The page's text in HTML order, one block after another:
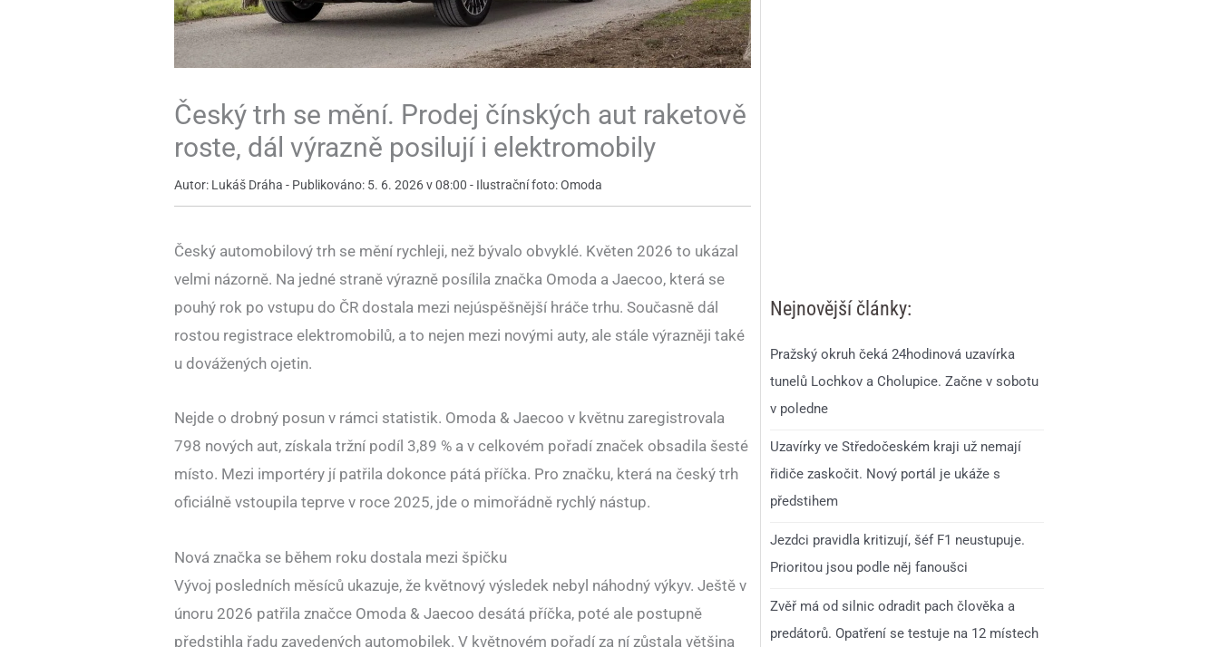
Český trh se mění. Prodej čínských aut raketově
roste, dál výrazně posilují i elektromobily
Autor: Lukáš Dráha - Publikováno: 5. 6. 2026 v 08:00 - Ilustrační foto: Omoda
Český automobilový trh se mění rychleji, než bývalo obvyklé. Květen 2026 to ukázal
velmi názorně. Na jedné straně výrazně posílila značka Omoda a Jaecoo, která se
pouhý rok po vstupu do ČR dostala mezi nejúspěšnější hráče trhu. Současně dál
rostou registrace elektromobilů, a to nejen mezi novými auty, ale stále výrazněji také
u dovážených ojetin.
Nejde o drobný posun v rámci statistik. Omoda & Jaecoo v květnu zaregistrovala
798 nových aut, získala tržní podíl 3,89 % a v celkovém pořadí značek obsadila šesté
místo. Mezi importéry jí patřila dokonce pátá příčka. Pro značku, která na český trh
oficiálně vstoupila teprve v roce 2025, jde o mimořádně rychlý nástup.
Nová značka se během roku dostala mezi špičku
Vývoj posledních měsíců ukazuje, že květnový výsledek nebyl náhodný výkyv. Ještě v
únoru 2026 patřila značce Omoda & Jaecoo desátá příčka, poté ale postupně
předstihla řadu zavedených automobilek. V květnovém pořadí za ní zůstala většina
Nejnovější články:
Pražský okruh čeká 24hodinová uzavírka
tunelů Lochkov a Cholupice. Začne v sobotu
v poledne
Uzavírky ve Středočeském kraji už nemají
řidiče zaskočit. Nový portál je ukáže s
předstihem
Jezdci pravidla kritizují, šéf F1 neustupuje.
Prioritou jsou podle něj fanoušci
Zvěř má od silnic odradit pach člověka a
predátorů. Opatření se testuje na 12 místech